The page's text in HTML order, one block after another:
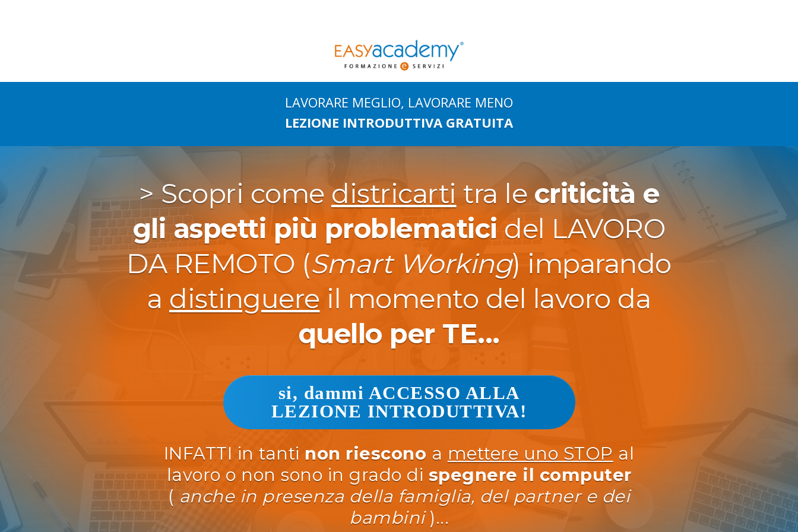
LAVORARE MEGLIO, LAVORARE MENO
LEZIONE INTRODUTTIVA GRATUITA
> Scopri comedistricartitra lecriticità e
gli aspetti più problematici del LAVORO
DA REMOTO (Smart Working) imparando
a distinguere il momento del lavoro da
quello per TE...
si, dammi ACCESSO ALLA
LEZIONE INTRODUTTIVA!
INFATTI in tanti non riescono a mettere uno STOP al
lavoro o non sono in grado di spegnere il computer
( anche in presenza della famiglia, del partner e dei
bambini)...